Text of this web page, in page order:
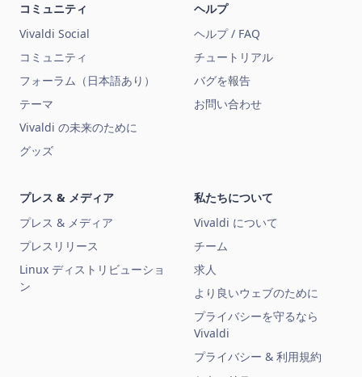
コミュニティ
Vivaldi Social
コミュニティ
フォーラム（日本語あり）
テーマ
Vivaldi の未来のために
グッズ
ヘルプ
ヘルプ / FAQ
チュートリアル
バグを報告
お問い合わせ
プレス & メディア
プレス & メディア
プレスリリース
Linux ディストリビューショ
ン
私たちについて
Vivaldi について
チーム
求人
より良いウェブのために
プライバシーを守るなら
Vivaldi
プライバシー & 利用規約